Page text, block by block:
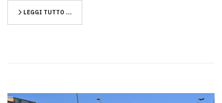
LEGGI TUTTO …